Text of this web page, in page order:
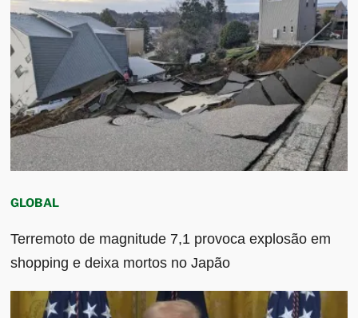
GLOBAL
Terremoto de magnitude 7,1 provoca explosão em
shopping e deixa mortos no Japão